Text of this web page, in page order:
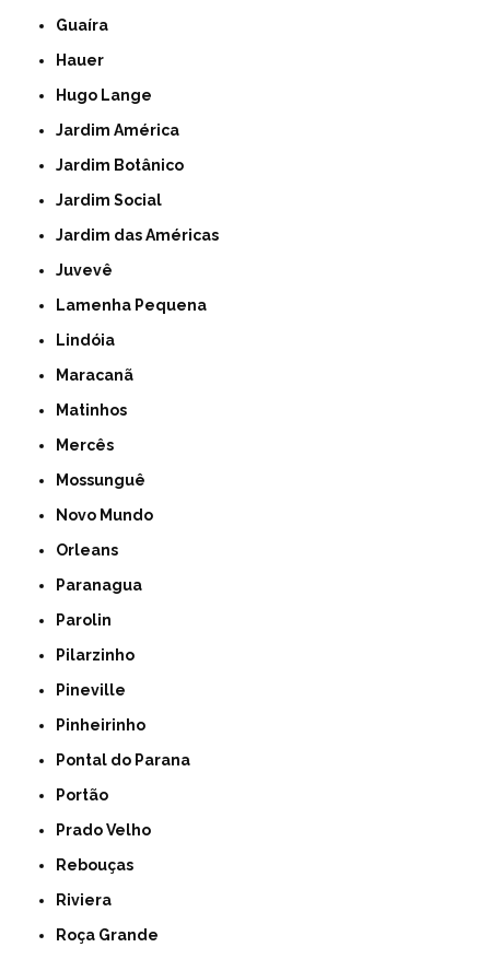
Guaíra
Hauer
Hugo Lange
Jardim América
Jardim Botânico
Jardim Social
Jardim das Américas
Juvevê
Lamenha Pequena
Lindóia
Maracanã
Matinhos
Mercês
Mossunguê
Novo Mundo
Orleans
Paranagua
Parolin
Pilarzinho
Pineville
Pinheirinho
Pontal do Parana
Portão
Prado Velho
Rebouças
Riviera
Roça Grande